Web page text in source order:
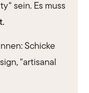
sein. Es muss
Schicke
"artisanal